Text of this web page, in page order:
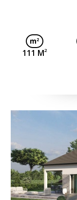
111 M2